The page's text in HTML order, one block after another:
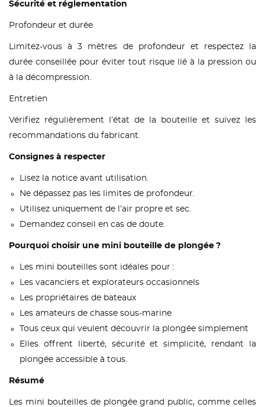
Sécurité et réglementation
Profondeur et durée
Limitez-vous à 3 mètres de profondeur et respectez la
durée conseillée pour éviter tout risque lié à la pression ou
à la décompression.
Entretien
Vérifiez régulièrement l’état de la bouteille et suivez les
recommandations du fabricant.
Consignes à respecter
Lisez la notice avant utilisation.
Ne dépassez pas les limites de profondeur.
Utilisez uniquement de l’air propre et sec.
Demandez conseil en cas de doute.
Pourquoi choisir une mini bouteille de plongée ?
Les mini bouteilles sont idéales pour :
Les vacanciers et explorateurs occasionnels
Les propriétaires de bateaux
Les amateurs de chasse sous-marine
Tous ceux qui veulent découvrir la plongée simplement
Elles offrent liberté, sécurité et simplicité, rendant la
plongée accessible à tous.
Résumé
Les mini bouteilles de plongée grand public, comme celles